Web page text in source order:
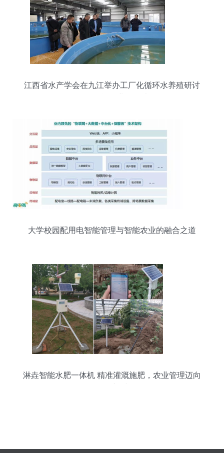
江西省水产学会在九江举办工厂化循环水养殖研讨
大学校园配用电智能管理与智能农业的融合之道
淋垚智能水肥一体机 精准灌溉施肥，农业管理迈向